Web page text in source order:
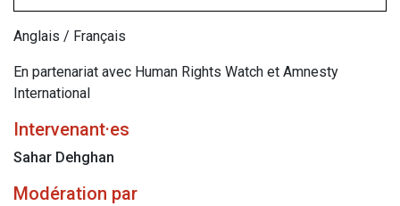
Anglais / Français
En partenariat avec Human Rights Watch et Amnesty
International
Intervenant·es
Sahar Dehghan
Modération par